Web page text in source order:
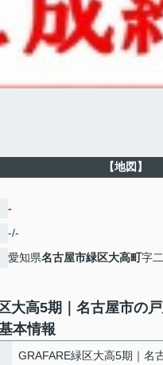
【地図】
-
-/-
愛知県名古屋市緑区大高町字
大高5期｜名古屋市の
本情報
GRAFARE緑区大高5期｜名